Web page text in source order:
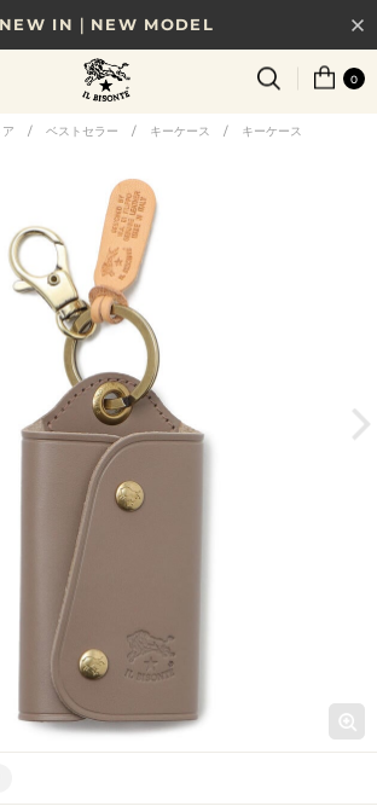
NEW IN｜NEW MODEL
まで｜税込11,000円以上で送料無料
ーンから選べる、新しいギフトガイド
0
/ ベストセラー / キーケース / キーケース